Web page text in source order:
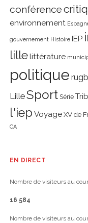
conférence
environnement
gouvernement Histoire IEP
lillelittérature
politique
LilleSport Série
l'iep Voyage XV de
CA
EN DIRECT
Nombre de visiteurs au
16 584
Nombre de visiteurs au